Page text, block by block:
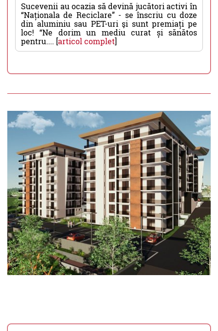
Sucevenii au ocazia să devină jucători activi în
“Naționala de Reciclare” - se înscriu cu doze
din aluminiu sau PET-uri şi sunt premiați pe
loc! “Ne dorim un mediu curat și sănătos
pentru.... [articol complet]